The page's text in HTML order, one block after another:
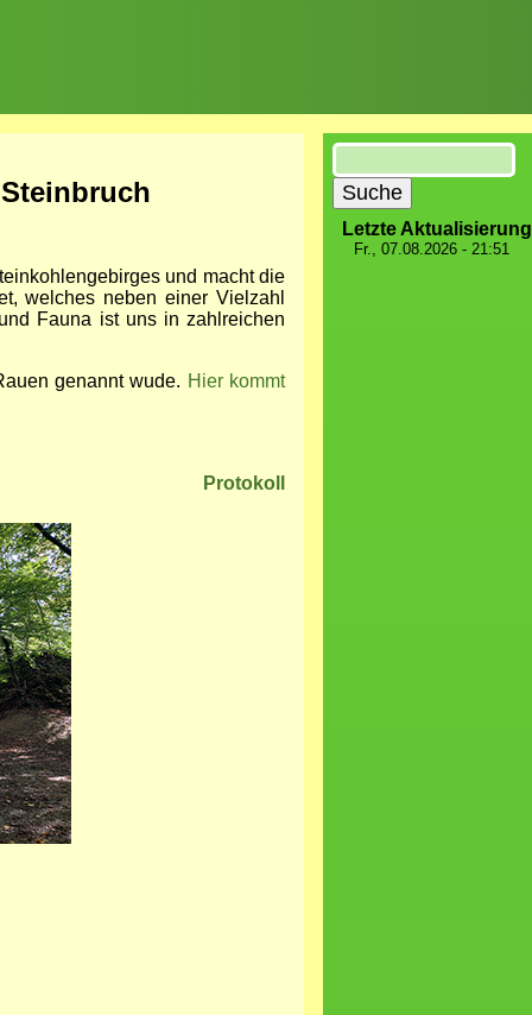
und macht die
welches neben einer Vielzahl
Fauna ist uns in zahlreichen
genannt wude. Hier kommt
Protokoll
Suche
Letzte Aktualisierung
Fr., 07.08.2026 - 21:51